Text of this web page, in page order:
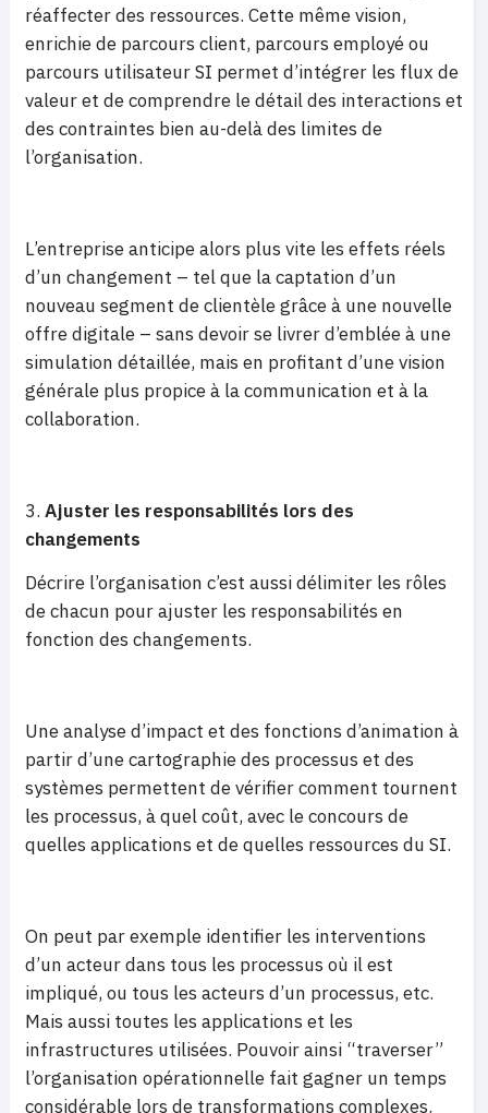
réaffecter des ressources. Cette même vision,
enrichie de parcours client, parcours employé ou
parcours utilisateur SI permet d’intégrer les flux de
valeur et de comprendre le détail des interactions et
des contraintes bien au-delà des limites de
l’organisation.
L’entreprise anticipe alors plus vite les effets réels
d’un changement – tel que la captation d’un
nouveau segment de clientèle grâce à une nouvelle
offre digitale – sans devoir se livrer d’emblée à une
simulation détaillée, mais en profitant d’une vision
générale plus propice à la communication et à la
collaboration.
Ajuster les responsabilités lors des
changements
Décrire l’organisation c’est aussi délimiter les rôles
de chacun pour ajuster les responsabilités en
fonction des changements.
Une analyse d’impact et des fonctions d’animation à
partir d’une cartographie des processus et des
systèmes permettent de vérifier comment tournent
les processus, à quel coût, avec le concours de
quelles applications et de quelles ressources du SI.
On peut par exemple identifier les interventions
d’un acteur dans tous les processus où il est
impliqué, ou tous les acteurs d’un processus, etc.
Mais aussi toutes les applications et les
infrastructures utilisées. Pouvoir ainsi “traverser”
l’organisation opérationnelle fait gagner un temps
considérable lors de transformations complexes.